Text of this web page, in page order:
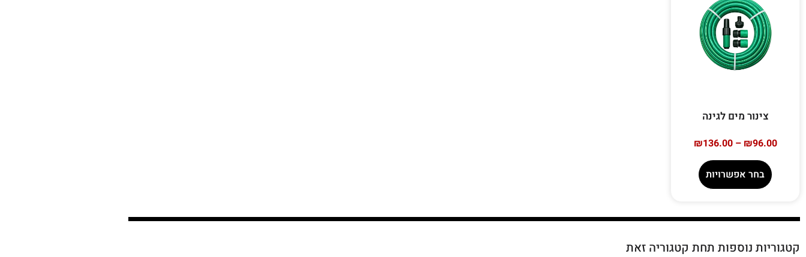
צינור מים לגינה
₪96.00
–
₪136.00
בחר אפשרויות
קטגוריות נוספות תחת קטגוריה זאת